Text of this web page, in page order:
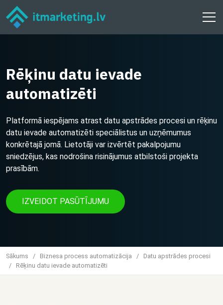
Rēķinu datu ievade
automatizēti
Platformā iespējams atrast datu apstrādes procesi un rēķinu
datu ievade automatizēti speciālistus un uzņēmumus
konkrētajā jomā. Lietotāji var izvērtēt pakalpojumu
sniedzējus, kas nodrošina risinājumus atbilstoši projekta
prasībām.
IZVEIDOT PASŪTĪJUMU
Sākums / Biznesa process automatizācija /
Datu apstrādes procesi
/
Rēķinu datu ievade automatizēti